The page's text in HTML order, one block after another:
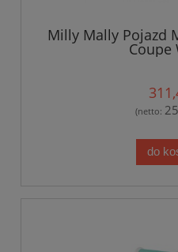
Milly Mally Pojazd
Coupe
(netto:
do